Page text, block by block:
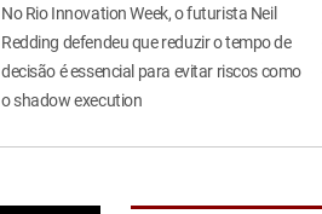
No Rio Innovation Week, o futurista Neil
Redding defendeu que reduzir o tempo de
decisão é essencial para evitar riscos como
o shadow execution